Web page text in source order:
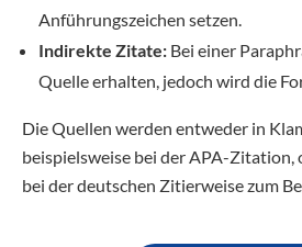
Anführungszeichen setzen.
Indirekte Zitate: Bei einer
Quelle erhalten, jedoch wird die
Die Quellen werden entweder in
beispielsweise bei der APA-Zitation,
bei der deutschen Zitierweise zum